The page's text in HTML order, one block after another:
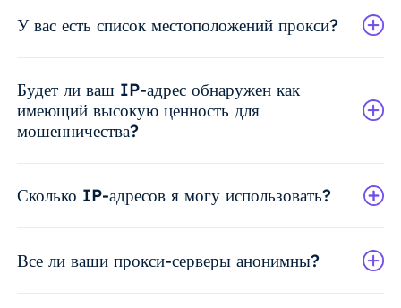
У вас есть список местоположений прокси?
Будет ли ваш IP-адрес обнаружен как
имеющий высокую ценность для
мошенничества?
Сколько IP-адресов я могу использовать?
Все ли ваши прокси-серверы анонимны?